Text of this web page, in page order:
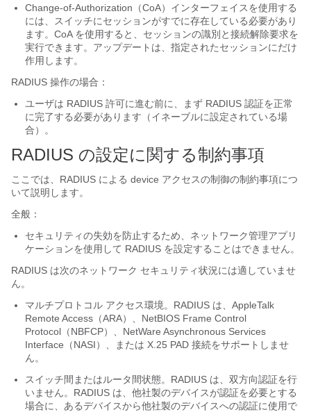
Change-of-Authorization（CoA）インターフェイスを使用する
には、スイッチにセッションがすでに存在している必要があり
ます。CoA を使用すると、セッションの識別と接続解除要求を
実行できます。アップデートは、指定されたセッションにだけ
作用します。
RADIUS 操作の場合：
ユーザは RADIUS 許可に進む前に、まず RADIUS 認証を正常
に完了する必要があります（イネーブルに設定されている場
合）。
RADIUS の設定に関する制約事項
ここでは、RADIUS による device アクセスの制御の制約事項につ
いて説明します。
全般：
セキュリティの失効を防止するため、ネットワーク管理アプリ
ケーションを使用して RADIUS を設定することはできません。
RADIUS は次のネットワーク セキュリティ状況には適していませ
ん。
マルチプロトコル アクセス環境。RADIUS は、AppleTalk
Remote Access（ARA）、NetBIOS Frame Control
Protocol（NBFCP）、NetWare Asynchronous Services
Interface（NASI）、または X.25 PAD 接続をサポートしませ
ん。
スイッチ間またはルータ間状態。RADIUS は、双方向認証を行
いません。RADIUS は、他社製のデバイスが認証を必要とする
場合に、あるデバイスから他社製のデバイスへの認証に使用で